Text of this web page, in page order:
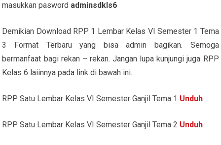
masukkan pasword adminsdkls6
Demikian Download RPP 1 Lembar Kelas VI Semester 1 Tema
3 Format Terbaru yang bisa admin bagikan. Semoga
bermanfaat bagi rekan – rekan. Jangan lupa kunjungi juga RPP
Kelas 6 laiinnya pada link di bawah ini.
RPP Satu Lembar Kelas VI Semester Ganjil Tema 1 Unduh
RPP Satu Lembar Kelas VI Semester Ganjil Tema 2 Unduh